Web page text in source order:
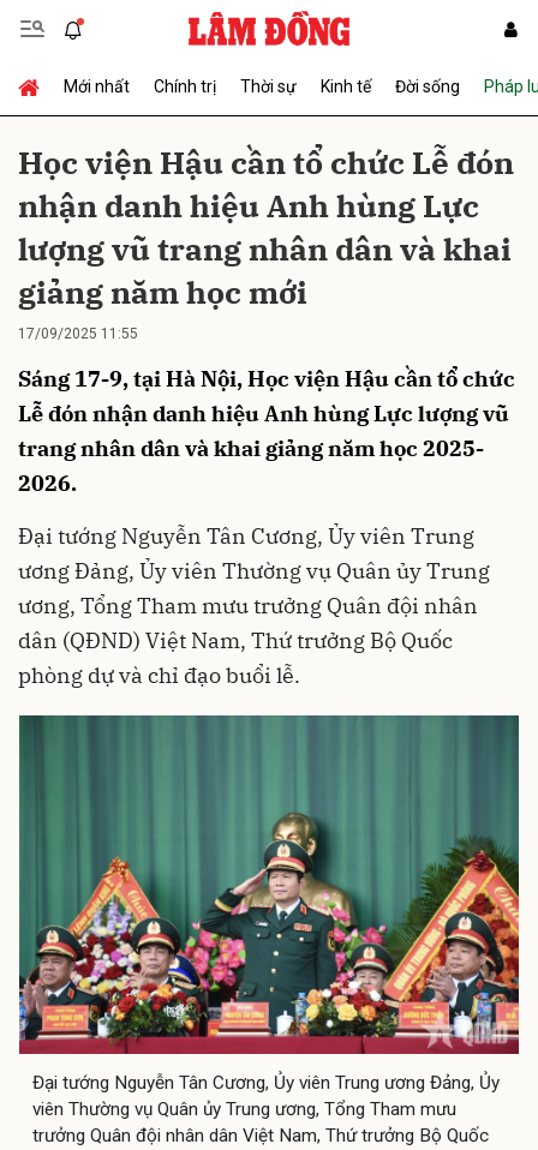
Mới nhất Chính trị Thời sự Kinh tế Đời sống Pháp
Học viện Hậu cần tổ chức Lễ đón
nhận danh hiệu Anh hùng Lực
lượng vũ trang nhân dân và khai
giảng năm học mới
17/09/2025 11:55
Sáng 17-9, tại Hà Nội, Học viện Hậu cần tổ chức
Lễ đón nhận danh hiệu Anh hùng Lực lượng vũ
trang nhân dân và khai giảng năm học 2025-
2026.
Đại tướng Nguyễn Tân Cương, Ủy viên Trung
ương Đảng, Ủy viên Thường vụ Quân ủy Trung
ương, Tổng Tham mưu trưởng Quân đội nhân
dân (QĐND) Việt Nam, Thứ trưởng Bộ Quốc
phòng dự và chỉ đạo buổi lễ.
Đại tướng Nguyễn Tân Cương, Ủy viên Trung ương Đảng, Ủy
viên Thường vụ Quân ủy Trung ương, Tổng Tham mưu
trưởng Quân đội nhân dân Việt Nam, Thứ trưởng Bộ Quốc
Gửi bình luận